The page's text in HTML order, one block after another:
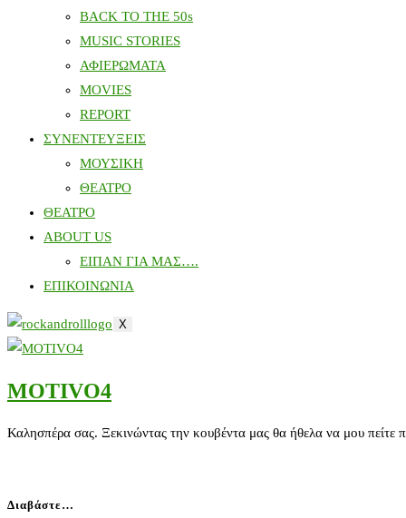
BACK TO THE 50s
MUSIC STORIES
ΑΦΙΕΡΩΜΑΤΑ
MOVIES
REPORT
ΣΥΝΕΝΤΕΥΞΕΙΣ
ΜΟΥΣΙΚΗ
ΘΕΑΤΡΟ
ΘΕΑΤΡΟ
ABOUT US
ΕΙΠΑΝ ΓΙΑ ΜΑΣ….
ΕΠΙΚΟΙΝΩΝΙΑ
X
MOTIVO4
Καλησπέρα σας. Ξεκινώντας την κουβέντα μας θα ήθελα να μου πείτε
Διαβάστε…